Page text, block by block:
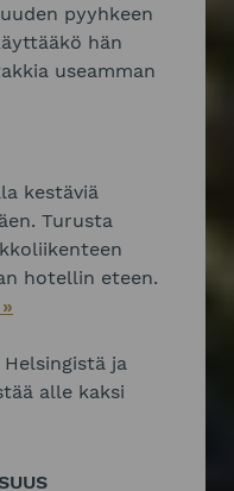
pyyhkeen
hän
useamman
kestäviä
Turusta
hotellin eteen.
ja
alle kaksi